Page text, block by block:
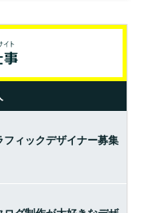
ィックデザイナー募集